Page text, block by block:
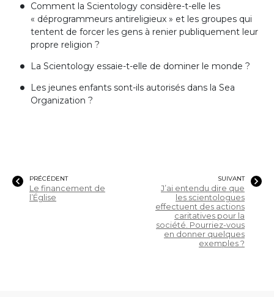
Comment la Scientology considère-t-elle les
« déprogrammeurs antireligieux » et les groupes qui
tentent de forcer les gens à renier publiquement leur
propre religion ?
La Scientology essaie-t-elle de dominer le monde ?
Les jeunes enfants sont-ils autorisés dans la Sea
Organization ?
PRÉCÉDENT
Le financement de
l’Église
SUIVANT
J’ai entendu dire que
les scientologues
effectuent des actions
caritatives pour la
société. Pourriez-vous
en donner quelques
exemples ?